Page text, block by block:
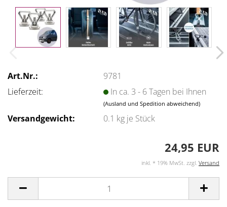
Art.Nr.:
9781
Lieferzeit:
In ca. 3 - 6 Tagen bei Ihnen
(Ausland und Spedition abweichend)
Versandgewicht: 0.1 kg je Stück
24,95 EUR
inkl. * 19% MwSt. zzgl. Versand